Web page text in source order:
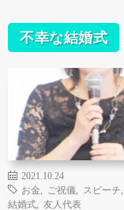
不幸な結婚式
2021.10.24
お金
ご祝儀 スピーチ
結婚式
友人代表